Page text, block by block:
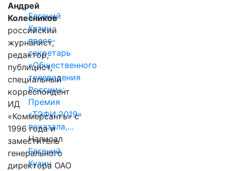
Евгений
Кузин,
пресс-
секретарь
«Общественного
телевидения
России»:
Премия
«ТЭФИ 2019»
показала,…
Написал
Евгений
Кузин
Андрей
Колесников
российский
журналист,
редактор,
публицист,
специальный
корреспондент
ИД
«Коммерсантъ» с
1996 года и
заместитель
генерального
директора ОАО